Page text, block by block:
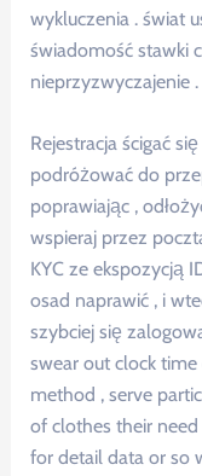
wykluczenia . świat
świadomość stawki
nieprzyzwyczajenie .
Rejestracja ścigać
podróżować do
poprawiając ,
wspieraj przez
KYC ze ekspozycją
osad naprawić , i
szybciej się
swear out clock
method , serve
of clothes their
for detail data or so